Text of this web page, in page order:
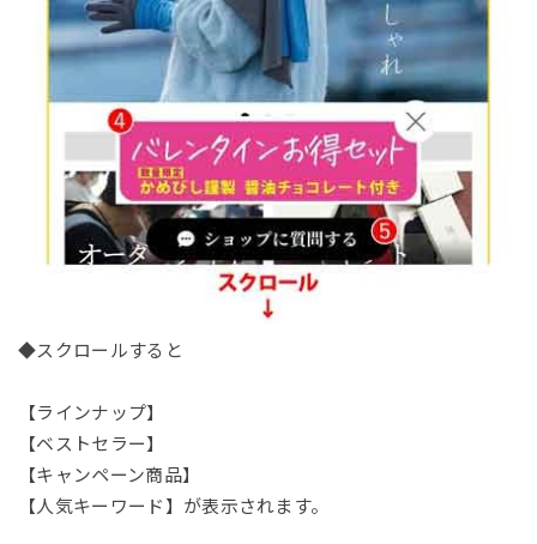
◆スクロールすると
【ラインナップ】
【ベストセラー】
【キャンペーン商品】
【人気キーワード】が表示されます。